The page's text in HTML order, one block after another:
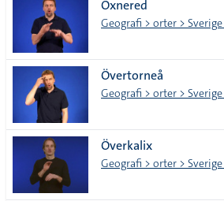
tecken
Öxnered
Geografi > orter >
Övertorneå
Geografi > orter >
Överkalix
Geografi > orter >